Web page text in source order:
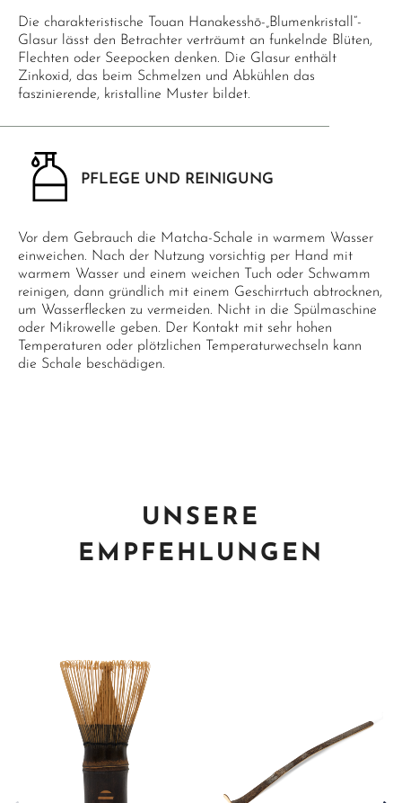
Die charakteristische Touan Hanakesshō-„Blumenkristall“-
Glasur lässt den Betrachter verträumt an funkelnde Blüten,
Flechten oder Seepocken denken. Die Glasur enthält
Zinkoxid, das beim Schmelzen und Abkühlen das
faszinierende, kristalline Muster bildet.
PFLEGE UND REINIGUNG
Vor dem Gebrauch die Matcha-Schale in warmem Wasser
einweichen. Nach der Nutzung vorsichtig per Hand mit
warmem Wasser und einem weichen Tuch oder Schwamm
reinigen, dann gründlich mit einem Geschirrtuch abtrocknen,
um Wasserflecken zu vermeiden. Nicht in die Spülmaschine
oder Mikrowelle geben. Der Kontakt mit sehr hohen
Temperaturen oder plötzlichen Temperaturwechseln kann
die Schale beschädigen.
UNSERE
EMPFEHLUNGEN